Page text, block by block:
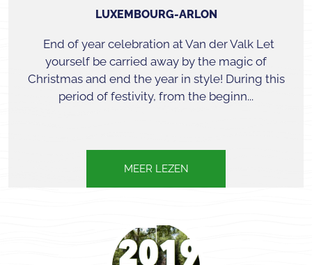
LUXEMBOURG-ARLON
End of year celebration at Van der Valk Let
yourself be carried away by the magic of
Christmas and end the year in style! During this
period of festivity, from the beginn...
MEER LEZEN